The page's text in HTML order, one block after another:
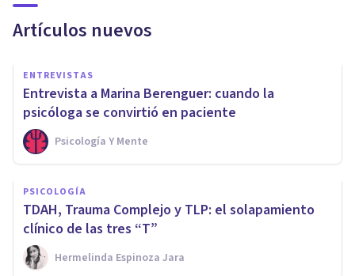
Artículos nuevos
ENTREVISTAS
Entrevista a Marina Berenguer: cuando la
psicóloga se convirtió en paciente
Psicología Y Mente
PSICOLOGÍA
TDAH, Trauma Complejo y TLP: el solapamiento
clínico de las tres “T”
Hermelinda Espinoza Jara